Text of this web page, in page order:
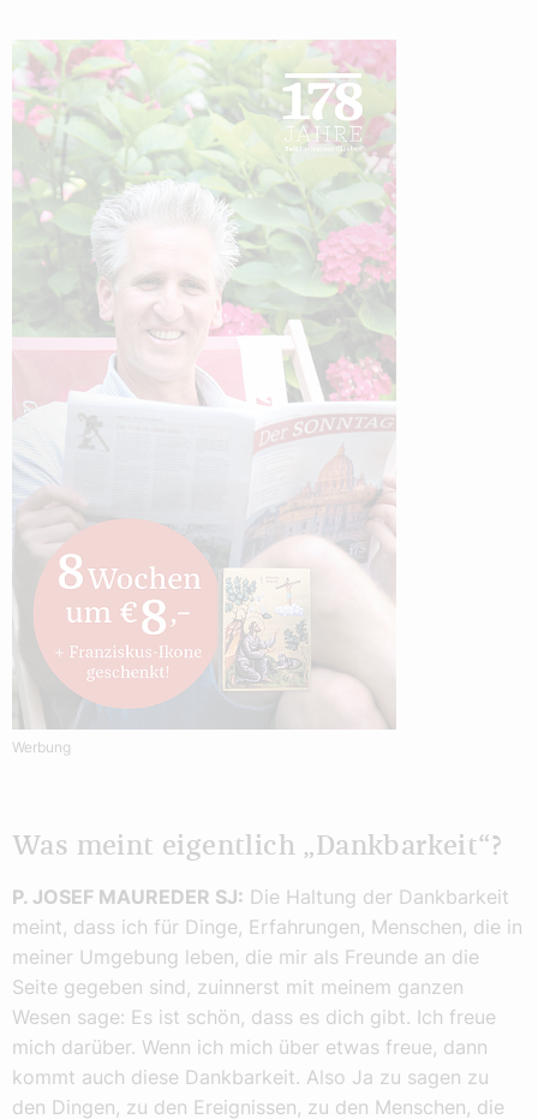
Werbung
Was meint eigentlich „Dankbarkeit“?
P. JOSEF MAUREDER SJ: Die Haltung der Dankbarkeit
meint, dass ich für Dinge, Erfahrungen, Menschen, die in
meiner Umgebung leben, die mir als Freunde an die
Seite gegeben sind, zuinnerst mit meinem ganzen
Wesen sage: Es ist schön, dass es dich gibt. Ich freue
mich darüber. Wenn ich mich über etwas freue, dann
kommt auch diese Dankbarkeit. Also Ja zu sagen zu
den Dingen, zu den Ereignissen, zu den Menschen, die